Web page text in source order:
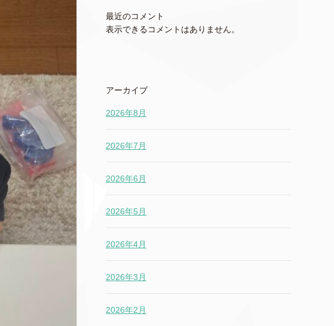
最近のコメント
表示できるコメントはありません。
アーカイブ
2026年8月
2026年7月
2026年6月
2026年5月
2026年4月
2026年3月
2026年2月